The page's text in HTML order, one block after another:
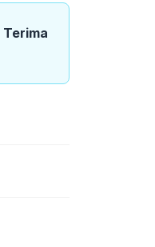
Terima